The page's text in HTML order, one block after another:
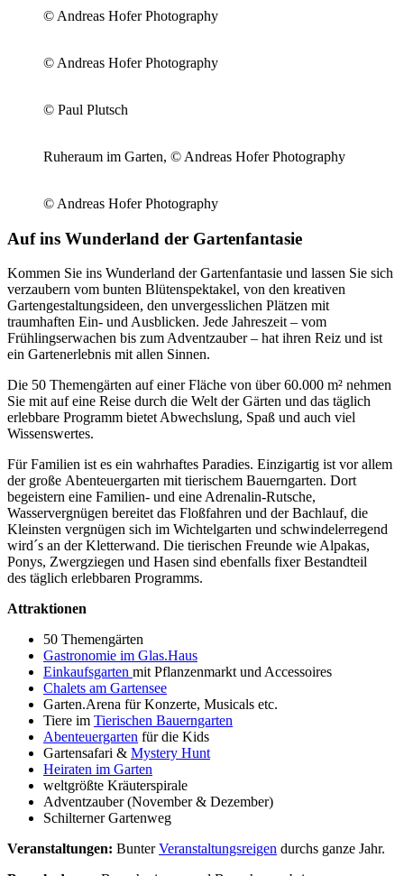
© Andreas Hofer Photography
© Andreas Hofer Photography
© Paul Plutsch
Ruheraum im Garten, © Andreas Hofer Photography
© Andreas Hofer Photography
Auf ins Wunderland der Gartenfantasie
Kommen Sie ins Wunderland der Gartenfantasie und lassen Sie sich
verzaubern vom bunten Blütenspektakel, von den kreativen
Gartengestaltungsideen, den unvergesslichen Plätzen mit
traumhaften Ein- und Ausblicken. Jede Jahreszeit – vom
Frühlingserwachen bis zum Adventzauber – hat ihren Reiz und ist
ein Gartenerlebnis mit allen Sinnen.
Die 50 Themengärten auf einer Fläche von über 60.000 m² nehmen
Sie mit auf eine Reise durch die Welt der Gärten und das täglich
erlebbare Programm bietet Abwechslung, Spaß und auch viel
Wissenswertes.
Für Familien ist es ein wahrhaftes Paradies. Einzigartig ist vor allem
der große Abenteuergarten mit tierischem Bauerngarten. Dort
begeistern eine Familien- und eine Adrenalin-Rutsche,
Wasservergnügen bereitet das Floßfahren und der Bachlauf, die
Kleinsten vergnügen sich im Wichtelgarten und schwindelerregend
wird´s an der Kletterwand. Die tierischen Freunde wie Alpakas,
Ponys, Zwergziegen und Hasen sind ebenfalls fixer Bestandteil
des täglich erlebbaren Programms.
Attraktionen
50 Themengärten
Gastronomie im Glas.Haus
Einkaufsgarten mit Pflanzenmarkt und Accessoires
Chalets am Gartensee
Garten.Arena für Konzerte, Musicals etc.
Tiere im Tierischen Bauerngarten
Abenteuergarten für die Kids
Gartensafari & Mystery Hunt
Heiraten im Garten
weltgrößte Kräuterspirale
Adventzauber (November & Dezember)
Schilterner Gartenweg
Veranstaltungen: BunterVeranstaltungsreigen durchs ganze Jahr.